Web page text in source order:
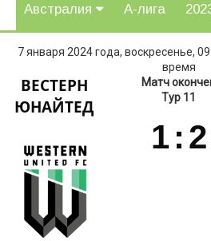
Австралия А-лига
7 января 2024 года, воскресенье,
время
ВЕСТЕРН
ЮНАЙТЕД
Матч
Тур 11
1: 2